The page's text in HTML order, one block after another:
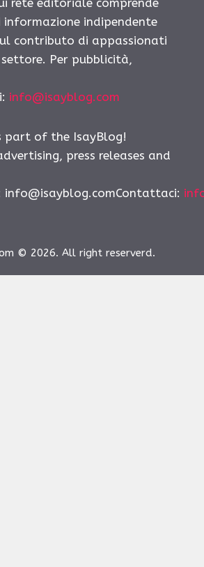
indipendente
contributo di appassionati
Per pubblicità,
info@isayblog.com
part of the IsayBlog!
press releases and
info@isayblog.comContattaci:
© 2026. All right reserverd.